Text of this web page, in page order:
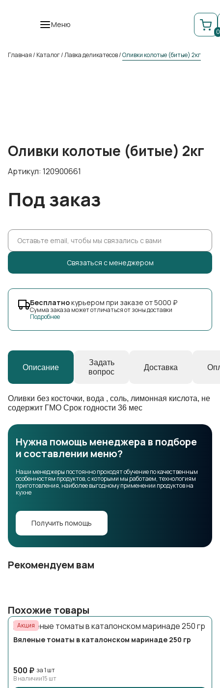
Меню
0
Главная/ Каталог/Лавка деликатесов/Оливки колотые (битые) 2кг
Оливки колотые (битые) 2кг
Артикул: 120900661
Под заказ
Cвязаться с менеджером
Бесплатнокурьером при заказе от 5000 ₽
Сумма заказа может отличаться от зоны доставки
Подробнее
Описание
Задать
вопрос
Доставка
Оливки без косточки, вода , соль, лимонная кислота, не
содержит ГМО Срок годности 36 мес
Нужна помощь менеджера в подборе
и составлении меню?
Наши менеджеры постоянно проходят обучение по качественным
особенностям продуктов, с которыми мы работаем, технологиям
приготовления, наиболее выгодному применении продуктов на
кухне
Получить помощь
Рекомендуем вам
Похожие товары
Акция
Вяленые томаты в каталонском маринаде 250 гр
500 ₽ за 1 шт
В наличии15 шт